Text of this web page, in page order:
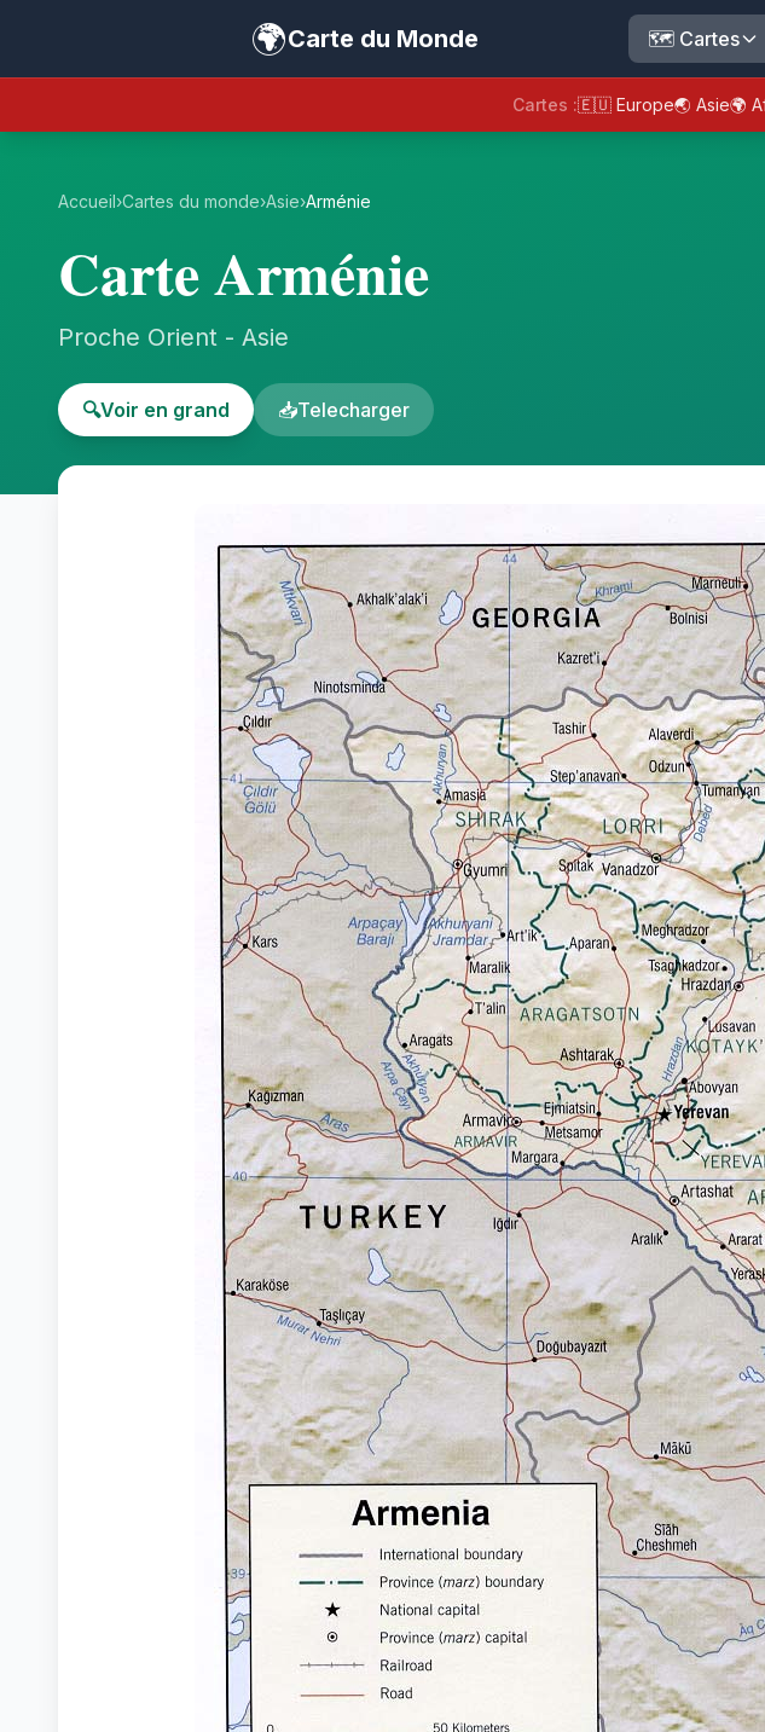
🌍Carte du Monde 🗺️ Cartes
Cartes :🇪🇺 Europe🌏 Asie🌍
Accueil›Cartes du monde›Asie›Arménie
Carte Arménie
Proche Orient - Asie
🔍Voir en grand 📥Telecharger